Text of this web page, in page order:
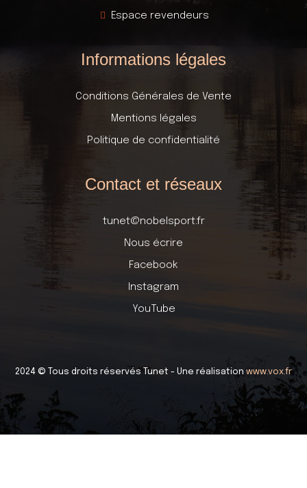
Espace revendeurs
Informations légales
Conditions Générales de Vente
Mentions légales
Politique de confidentialité
Contact et réseaux
tunet@nobelsport.fr
Nous écrire
Facebook
Instagram
YouTube
2024 © Tous droits réservés Tunet - Une réalisation www.vox.fr